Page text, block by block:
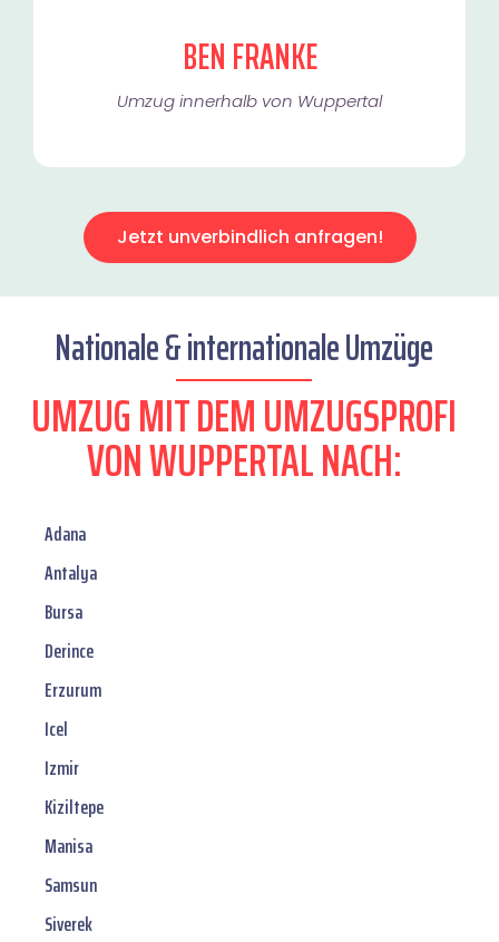
BEN FRANKE
Umzug innerhalb von Wuppertal​
Jetzt unverbindlich anfragen!
Nationale & internationale Umzüge
UMZUG MIT DEM UMZUGSPROFI
VON WUPPERTAL NACH:
Adana
Antalya
Bursa
Derince
Erzurum
Icel
Izmir
Kiziltepe
Manisa
Samsun
Siverek